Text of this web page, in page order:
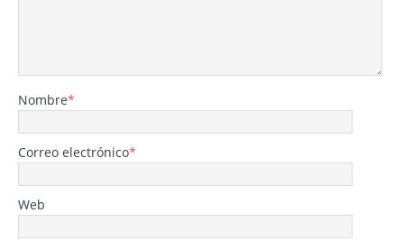
Nombre*
Correo electrónico*
Web